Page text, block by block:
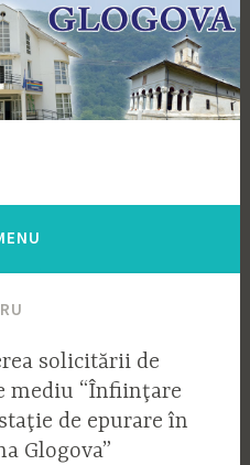
solicitării de
mediu “Înfiinţare
de epurare în
Glogova”